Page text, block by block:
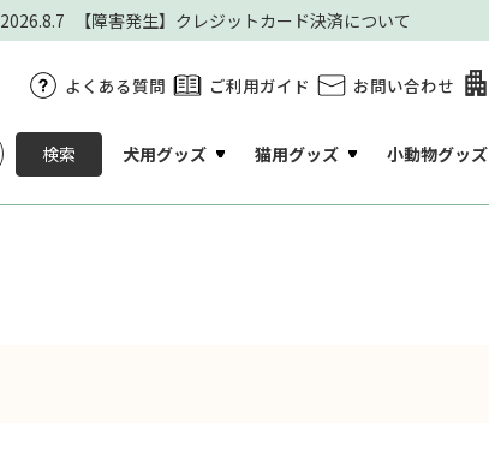
2026.8.7 【障害発生】クレジットカード決済について
よくある質問 ご利用ガイド お問い合わせ
検索 犬用グッズ 猫用グッズ 小動物グッズ